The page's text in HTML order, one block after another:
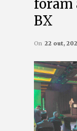
foram
BX
On 22 out,